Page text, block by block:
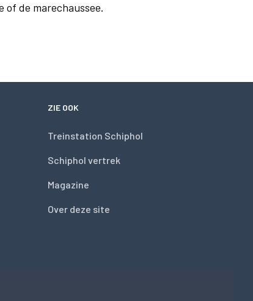
of de marechaussee.
ZIE OOK
Treinstation Schiphol
Schiphol vertrek
Magazine
Over deze site